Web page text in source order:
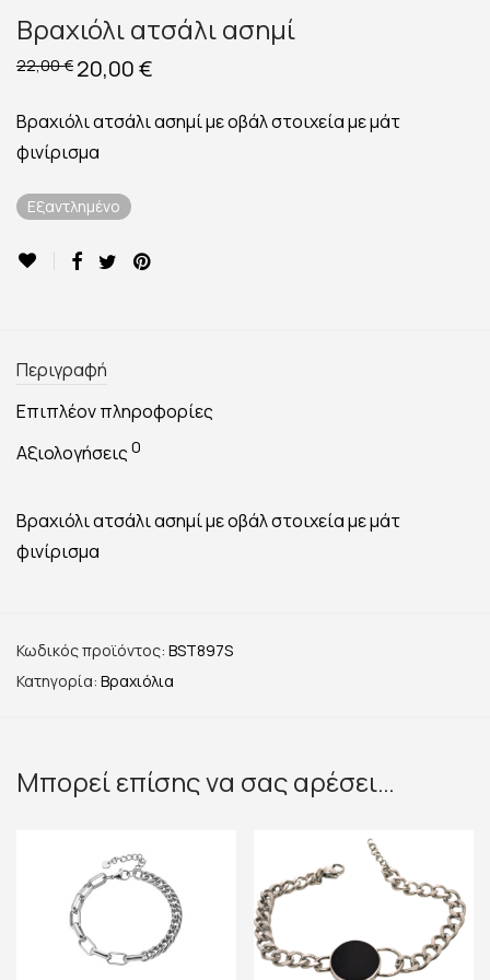
Βραχιόλι ατσάλι ασημί
22,00€ Original
price
22,00 €.
20,00€
20,00 €.
Βραχιόλι ατσάλι ασημί με οβάλ στοιχεία με μάτ
φινίρισμα
Εξαντλημένο
Περιγραφή
Επιπλέον πληροφορίες
Αξιολογήσεις 0
Βραχιόλι ατσάλι ασημί με οβάλ στοιχεία με μάτ
φινίρισμα
Κωδικός προϊόντος: BST897S
Κατηγορία: Βραχιόλια
Μπορεί επίσης να σας αρέσει…